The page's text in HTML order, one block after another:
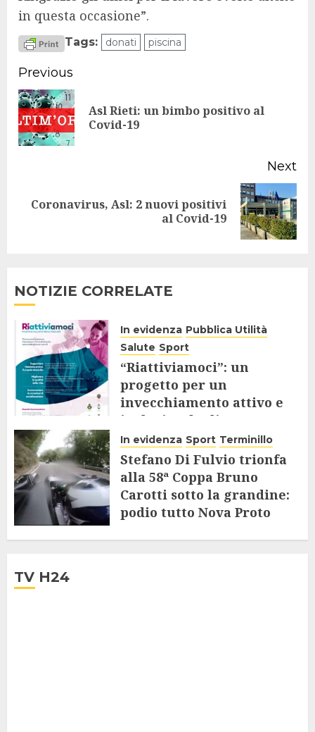
in questa occasione”.
Tags: donati piscina
Continue
Reading
Previous
Asl Rieti: un bimbo positivo al
Covid-19
Next
Next
Coronavirus, Asl: 2 nuovi positivi
al Covid-19
NOTIZIE CORRELATE
In evidenza Pubblica Utilità
Salute Sport
“Riattiviamoci”: un
progetto per un
invecchiamento attivo e
inclusivo degli Over 65
9 AGOSTO 2025
In evidenza Sport Terminillo
Stefano Di Fulvio trionfa
alla 58ª Coppa Bruno
Carotti sotto la grandine:
podio tutto Nova Proto
TV H24